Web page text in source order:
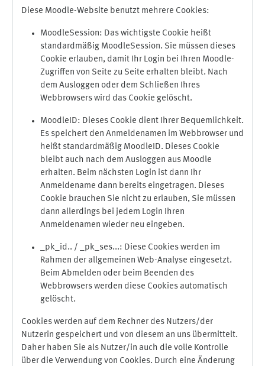
Diese Moodle-Website benutzt mehrere Cookies:
MoodleSession: Das wichtigste Cookie heißt
standardmäßig MoodleSession. Sie müssen dieses
Cookie erlauben, damit Ihr Login bei Ihren Moodle-
Zugriffen von Seite zu Seite erhalten bleibt. Nach
dem Ausloggen oder dem Schließen Ihres
Webbrowsers wird das Cookie gelöscht.
MoodleID: Dieses Cookie dient Ihrer Bequemlichkeit.
Es speichert den Anmeldenamen im Webbrowser und
heißt standardmäßig MoodleID. Dieses Cookie
bleibt auch nach dem Ausloggen aus Moodle
erhalten. Beim nächsten Login ist dann Ihr
Anmeldename dann bereits eingetragen. Dieses
Cookie brauchen Sie nicht zu erlauben, Sie müssen
dann allerdings bei jedem Login Ihren
Anmeldenamen wieder neu eingeben.
_pk_id.. / _pk_ses...: Diese Cookies werden im
Rahmen der allgemeinen Web-Analyse eingesetzt.
Beim Abmelden oder beim Beenden des
Webbrowsers werden diese Cookies automatisch
gelöscht.
Cookies werden auf dem Rechner des Nutzers/der
Nutzerin gespeichert und von diesem an uns übermittelt.
Daher haben Sie als Nutzer/in auch die volle Kontrolle
über die Verwendung von Cookies. Durch eine Änderung